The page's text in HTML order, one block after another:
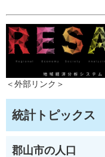
＜外部リンク＞
統計トピックス
郡山市の人口